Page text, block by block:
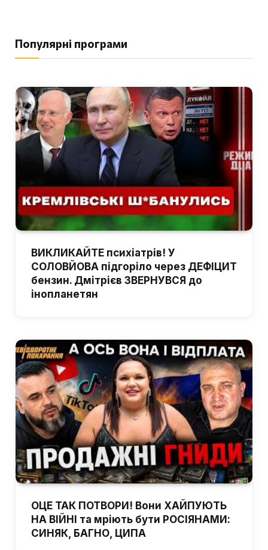
Популярні програми
ВИКЛИКАЙТЕ психіатрів! У
СОЛОВЙОВА підгоріло через ДЕФІЦИТ
бензин. Дмітрієв ЗВЕРНУВСЯ до
інопланетян
ОЦЕ ТАК ПОТВОРИ! Вони ХАЙПУЮТЬ
НА ВІЙНІ та мріють бути РОСІЯНАМИ:
СИНЯК, БАГНО, ЦИПА